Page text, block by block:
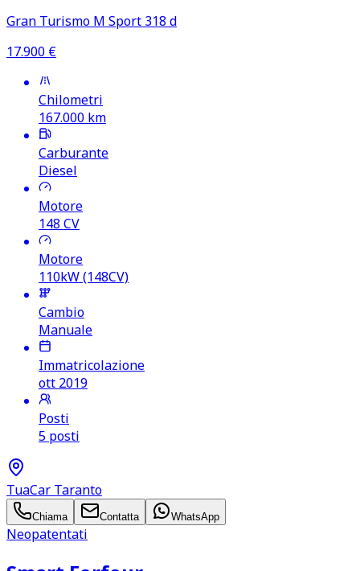
Gran Turismo M Sport 318 d
17.900 €
Chilometri
167.000 km
Carburante
Diesel
Motore
148 CV
Motore
110kW (148CV)
Cambio
Manuale
Immatricolazione
ott 2019
Posti
5 posti
TuaCar Taranto
Chiama Contatta WhatsApp
Neopatentati